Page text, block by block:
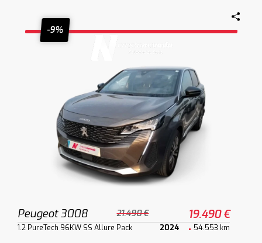
-9%
Peugeot 3008 21.490 € 19.490 €
1.2 PureTech 96KW SS Allure Pack 2024 54.553 km